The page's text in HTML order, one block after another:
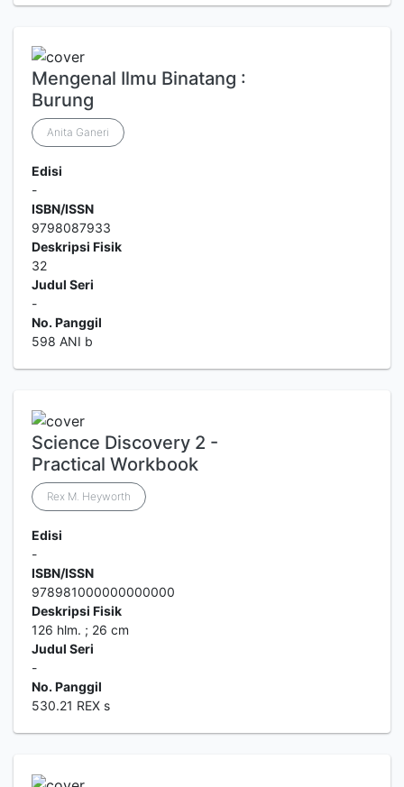
Mengenal Ilmu Binatang :
Burung
Anita Ganeri
Edisi
-
ISBN/ISSN
9798087933
Deskripsi Fisik
32
Judul Seri
-
No. Panggil
598 ANI b
Science Discovery 2 -
Practical Workbook
Rex M. Heyworth
Edisi
-
ISBN/ISSN
978981000000000000
Deskripsi Fisik
126 hlm. ; 26 cm
Judul Seri
-
No. Panggil
530.21 REX s